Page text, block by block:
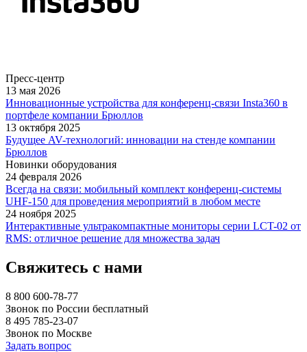
Пресс-центр
13 мая 2026
Инновационные устройства для конференц-связи Insta360 в
портфеле компании Брюллов
13 октября 2025
Будущее AV-технологий: инновации на стенде компании
Брюллов
Новинки оборудования
24 февраля 2026
Всегда на связи: мобильный комплект конференц-системы
UHF-150 для проведения мероприятий в любом месте
24 ноября 2025
Интерактивные ультракомпактные мониторы серии LCT-02 от
RMS: отличное решение для множества задач
Свяжитесь с нами
8 800 600-78-77
Звонок по России бесплатный
8 495 785-23-07
Звонок по Москве
Задать вопрос